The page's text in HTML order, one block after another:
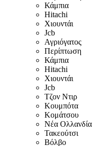
Κάμπια
Hitachi
Χιουντάι
Jcb
Αγριόγατος
Περίπτωση
Κάμπια
Hitachi
Χιουντάι
Jcb
Τζον Ντιρ
Κουμπότα
Κομάτσου
Νέα Ολλανδία
Τακεούτσι
Βόλβο